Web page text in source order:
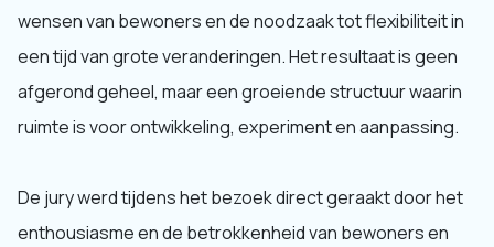
wensen van bewoners en de noodzaak tot flexibiliteit in
een tijd van grote veranderingen. Het resultaat is geen
afgerond geheel, maar een groeiende structuur waarin
ruimte is voor ontwikkeling, experiment en aanpassing.
De jury werd tijdens het bezoek direct geraakt door het
enthousiasme en de betrokkenheid van bewoners en